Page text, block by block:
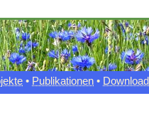
• Publikationen •